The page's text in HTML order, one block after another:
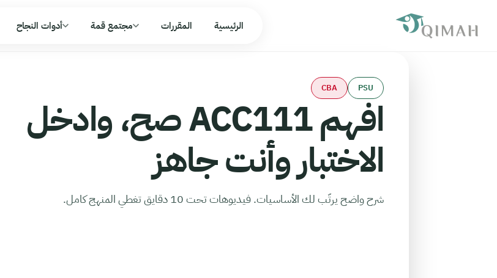
الرئيسية المقررات مجتمع قمة أدوات النجاح
PSU
CBA
افهم ACC111 صح، وادخل
الاختبار وأنت جاهز
شرح واضح يرتّب لك الأساسيات. فيديوهات تحت 10 دقايق تغطي المنهج كامل.